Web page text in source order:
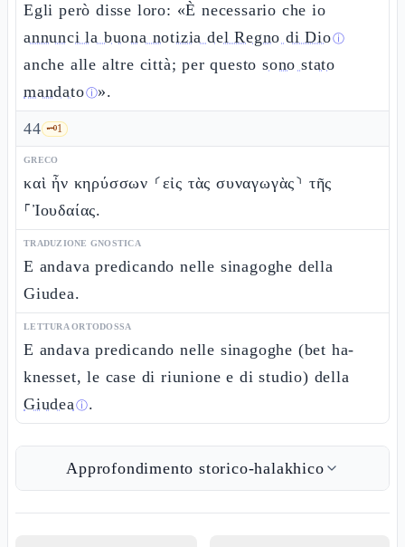
Egli però disse loro: «È necessario che io
annunci la buona notizia del Regno di Dioⓘ
anche alle altre città; per questosono stato
mandatoⓘ».
44 🗝️1
GRECO
καὶ ἦν κηρύσσων ⸂εἰς τὰς συναγωγὰς⸃ τῆς
⸀Ἰουδαίας.
TRADUZIONE GNOSTICA
E andava predicando nelle sinagoghe della
Giudea.
LETTURA ORTODOSSA
E andava predicando nelle sinagoghe (bet ha-
knesset, le case di riunione e di studio) della
Giudeaⓘ.
Approfondimento storico-halakhico